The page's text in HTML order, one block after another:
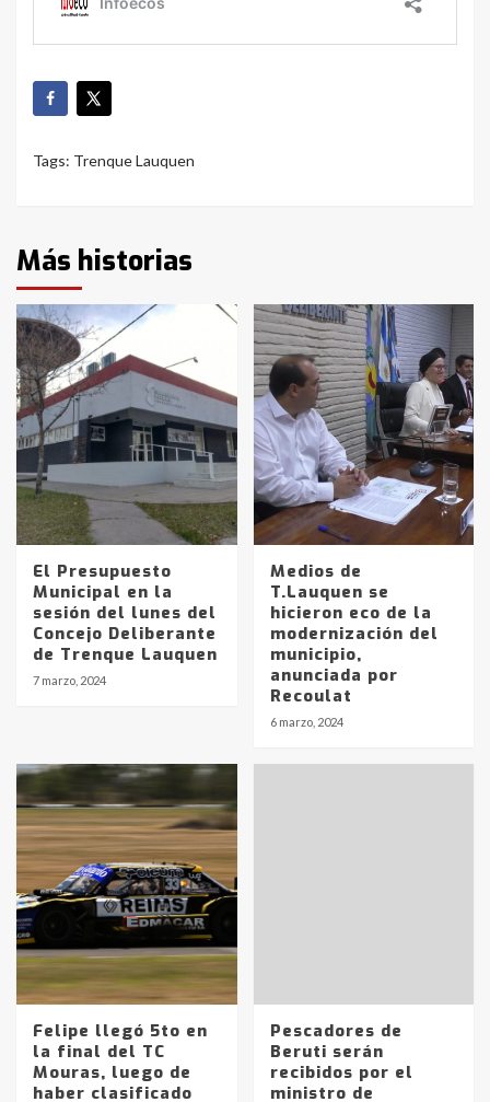
Tags: Trenque Lauquen
Más historias
El Presupuesto
Municipal en la
sesión del lunes del
Concejo Deliberante
de Trenque Lauquen
7 marzo, 2024
Medios de
T.Lauquen se
hicieron eco de la
modernización del
municipio,
anunciada por
Recoulat
6 marzo, 2024
Felipe llegó 5to en
la final del TC
Mouras, luego de
haber clasificado
Pescadores de
Beruti serán
recibidos por el
ministro de
Identidad de los adolescentes
pampeanos que fueron